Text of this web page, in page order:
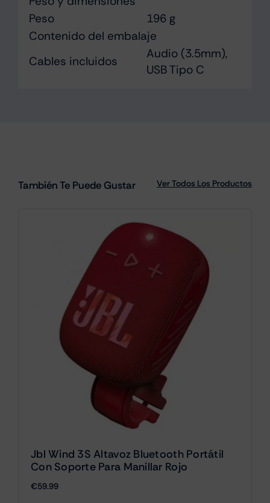
Peso
196 g
Contenido del embalaje
Cables incluidos
Audio (3.5mm),
USB Tipo C
También Te Puede Gustar Ver Todos Los Productos
Jbl Wind 3S Altavoz Bluetooth Portátil
Con Soporte Para Manillar Rojo
€59.99